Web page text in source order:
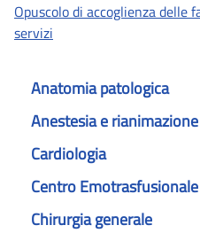
Anatomia patologica
Anestesia e rianimazione
Cardiologia
Centro Emotrasfusionale
Chirurgia generale
Opuscolo di accoglienza delle
servizi